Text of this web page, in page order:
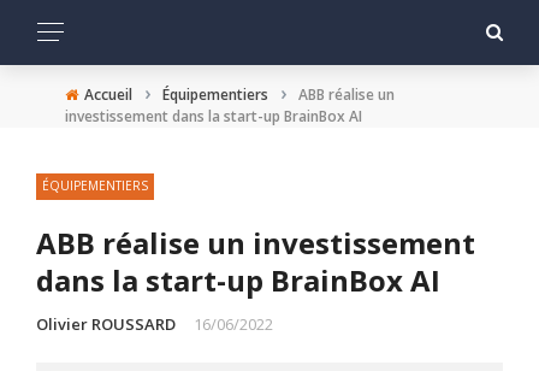
Accueil › Équipementiers › ABB réalise un
investissement dans la start-up BrainBox AI
ÉQUIPEMENTIERS
ABB réalise un investissement
dans la start-up BrainBox AI
Olivier ROUSSARD 16/06/2022